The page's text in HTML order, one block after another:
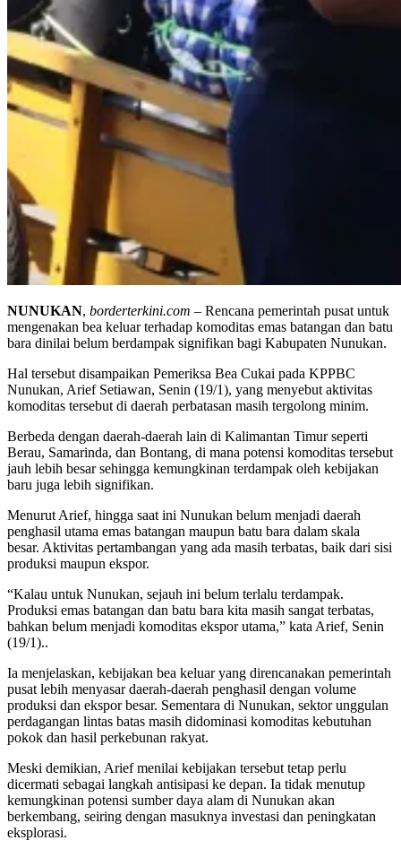
NUNUKAN, borderterkini.com – Rencana pemerintah pusat untuk
mengenakan bea keluar terhadap komoditas emas batangan dan batu
bara dinilai belum berdampak signifikan bagi Kabupaten Nunukan.
Hal tersebut disampaikan Pemeriksa Bea Cukai pada KPPBC
Nunukan, Arief Setiawan, Senin (19/1), yang menyebut aktivitas
komoditas tersebut di daerah perbatasan masih tergolong minim.
Berbeda dengan daerah-daerah lain di Kalimantan Timur seperti
Berau, Samarinda, dan Bontang, di mana potensi komoditas tersebut
jauh lebih besar sehingga kemungkinan terdampak oleh kebijakan
baru juga lebih signifikan.
Menurut Arief, hingga saat ini Nunukan belum menjadi daerah
penghasil utama emas batangan maupun batu bara dalam skala
besar. Aktivitas pertambangan yang ada masih terbatas, baik dari sisi
produksi maupun ekspor.
“Kalau untuk Nunukan, sejauh ini belum terlalu terdampak.
Produksi emas batangan dan batu bara kita masih sangat terbatas,
bahkan belum menjadi komoditas ekspor utama,” kata Arief, Senin
(19/1)..
Ia menjelaskan, kebijakan bea keluar yang direncanakan pemerintah
pusat lebih menyasar daerah-daerah penghasil dengan volume
produksi dan ekspor besar. Sementara di Nunukan, sektor unggulan
perdagangan lintas batas masih didominasi komoditas kebutuhan
pokok dan hasil perkebunan rakyat.
Meski demikian, Arief menilai kebijakan tersebut tetap perlu
dicermati sebagai langkah antisipasi ke depan. Ia tidak menutup
kemungkinan potensi sumber daya alam di Nunukan akan
berkembang, seiring dengan masuknya investasi dan peningkatan
eksplorasi.